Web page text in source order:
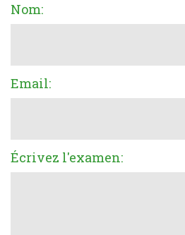
Nom:
Email:
Écrivez l'examen: